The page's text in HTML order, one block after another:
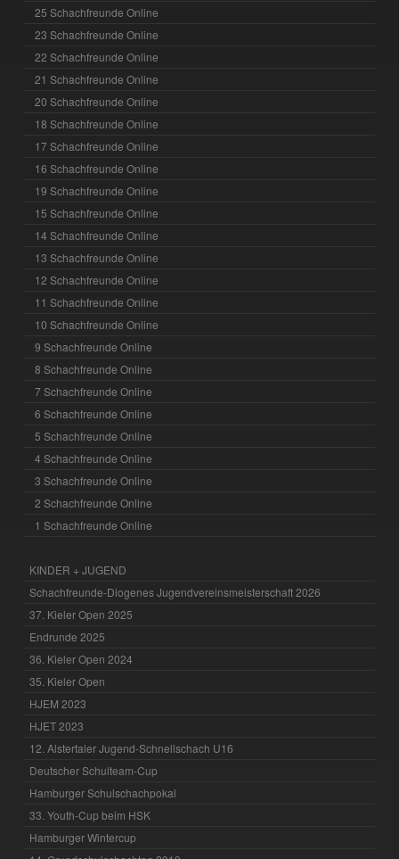
25 Schachfreunde Online
23 Schachfreunde Online
22 Schachfreunde Online
21 Schachfreunde Online
20 Schachfreunde Online
18 Schachfreunde Online
17 Schachfreunde Online
16 Schachfreunde Online
19 Schachfreunde Online
15 Schachfreunde Online
14 Schachfreunde Online
13 Schachfreunde Online
12 Schachfreunde Online
11 Schachfreunde Online
10 Schachfreunde Online
9 Schachfreunde Online
8 Schachfreunde Online
7 Schachfreunde Online
6 Schachfreunde Online
5 Schachfreunde Online
4 Schachfreunde Online
3 Schachfreunde Online
2 Schachfreunde Online
1 Schachfreunde Online
KINDER + JUGEND
Schachfreunde-Diogenes Jugendvereinsmeisterschaft 2026
37. Kieler Open 2025
Endrunde 2025
36. Kieler Open 2024
35. Kieler Open
HJEM 2023
HJET 2023
12. Alstertaler Jugend-Schnellschach U16
Deutscher Schulteam-Cup
Hamburger Schulschachpokal
33. Youth-Cup beim HSK
Hamburger Wintercup